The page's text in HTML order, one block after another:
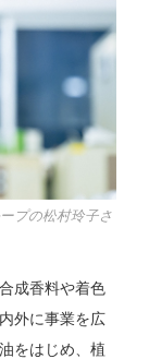
プの松村玲子さ
成香料や着色
外に事業を広
をはじめ、植